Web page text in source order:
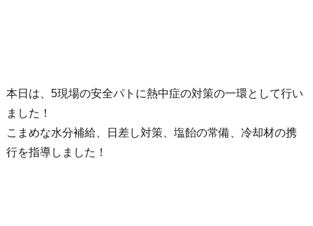
本日は、5現場の安全パトに熱中症の対策の一環として行い
ました！
こまめな水分補給、日差し対策、塩飴の常備、冷却材の携
行を指導しました！